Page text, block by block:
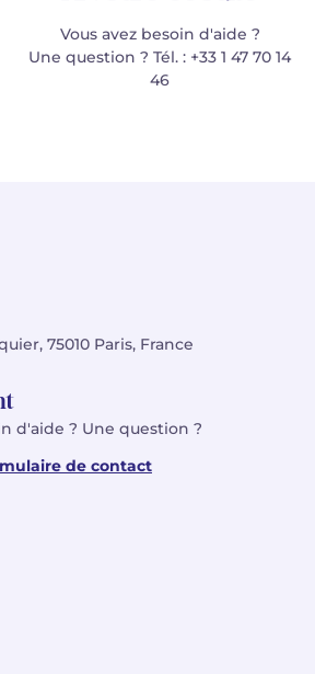
Vous avez besoin d'aide ?
Une question ? Tél. : +33 1 47 70 14
46
75010 Paris, France
d'aide ? Une question ?
de contact